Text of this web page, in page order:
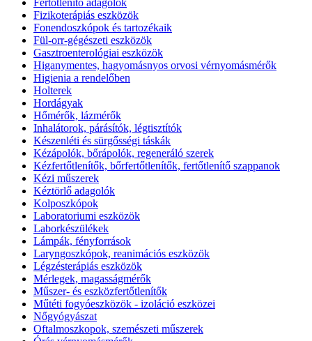
Fertőtlenítő adagolók
Fizikoterápiás eszközök
Fonendoszkópok és tartozékaik
Fül-orr-gégészeti eszközök
Gasztroenterológiai eszközök
Higanymentes, hagyomásnyos orvosi vérnyomásmérők
Higienia a rendelőben
Holterek
Hordágyak
Hőmérők, lázmérők
Inhalátorok, párásítók, légtisztítók
Készenléti és sürgősségi táskák
Kézápolók, bőrápolók, regeneráló szerek
Kézfertőtlenítők, bőrfertőtlenítők, fertőtlenítő szappanok
Kézi műszerek
Kéztörlő adagolók
Kolposzkópok
Laboratoriumi eszközök
Laborkészülékek
Lámpák, fényforrások
Laryngoszkópok, reanimációs eszközök
Légzésterápiás eszközök
Mérlegek, magasságmérők
Műszer- és eszközfertőtlenítők
Műtéti fogyóeszközök - izoláció eszközei
Nőgyógyászat
Oftalmoszkopok, szemészeti műszerek